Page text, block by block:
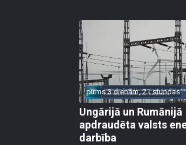
pirms 3 dienām, 21 stundas
Ungārijā un Rumānijā
apdraudēta valsts
darbība